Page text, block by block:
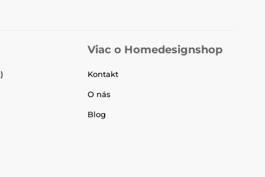
Viac o Homedesignshop
Kontakt
O nás
Blog